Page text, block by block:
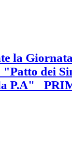
la
"Patto dei
P.A"